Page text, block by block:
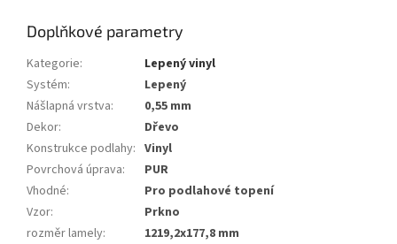
Doplňkové parametry
Kategorie:
Lepený vinyl
Systém:
Lepený
Nášlapná vrstva:
0,55 mm
Dekor:
Dřevo
Konstrukce podlahy: Vinyl
Povrchová úprava:
PUR
Vhodné:
Pro podlahové topení
Vzor:
Prkno
rozměr lamely: 1219,2x177,8 mm